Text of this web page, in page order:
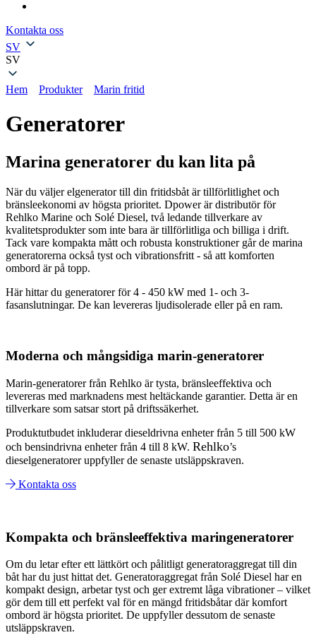
Kontakta oss
SV
SV
Hem Produkter Marin fritid
Generatorer
Marina generatorer du kan lita på
När du väljer elgenerator till din fritidsbåt är tillförlitlighet och
bränsleekonomi av högsta prioritet. Dpower är distributör för
Rehlko Marine och Solé Diesel, två ledande tillverkare av
kvalitetsprodukter som inte bara är tillförlitliga och billiga i drift.
Tack vare kompakta mått och robusta konstruktioner går de marina
generatorerna också tyst och vibrationsfritt - så att komforten
ombord är på topp.
Här hittar du generatorer för 4 - 450 kW med 1- och 3-
fasanslutningar. De kan levereras ljudisolerade eller på en ram.
Moderna och mångsidiga marin-generatorer
Marin-generatorer från Rehlko är tysta, bränsleeffektiva och
levereras med marknadens mest heltäckande garantier. Detta är en
tillverkare som satsar stort på driftssäkerhet.
Produktutbudet inkluderar dieseldrivna enheter från 5 till 500 kW
och bensindrivna enheter från 4 till 8 kW. Rehlko’s
dieselgeneratorer uppfyller de senaste utsläppskraven.
Kontakta oss
Kompakta och bränsleeffektiva marin­generatorer
Om du letar efter ett lättkört och pålitligt generatoraggregat till din
båt har du just hittat det. Generatoraggregat från Solé Diesel har en
kompakt design, arbetar tyst och ger extremt låga vibrationer – vilket
gör dem till ett perfekt val för en mängd fritidsbåtar där komfort
ombord är högsta prioritet. De uppfyller dessutom de senaste
utsläppskraven.